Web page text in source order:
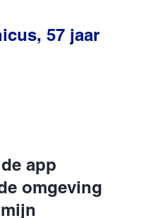
57 jaar
app
omgeving